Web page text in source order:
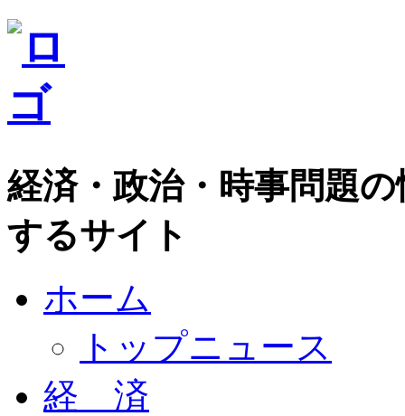
経済・政治・時事問題
するサイト
ホーム
トップニュース
経 済